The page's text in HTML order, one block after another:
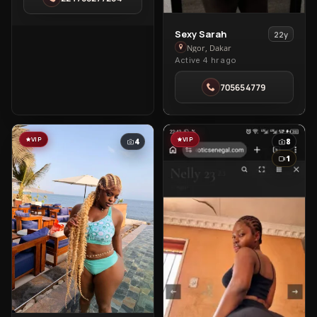
View
Sexy
Sarah
in
Ngor
Sexy Sarah
22y
Ngor, Dakar
Active 4 hr ago
705654779
VIP 4 VIP
8
1